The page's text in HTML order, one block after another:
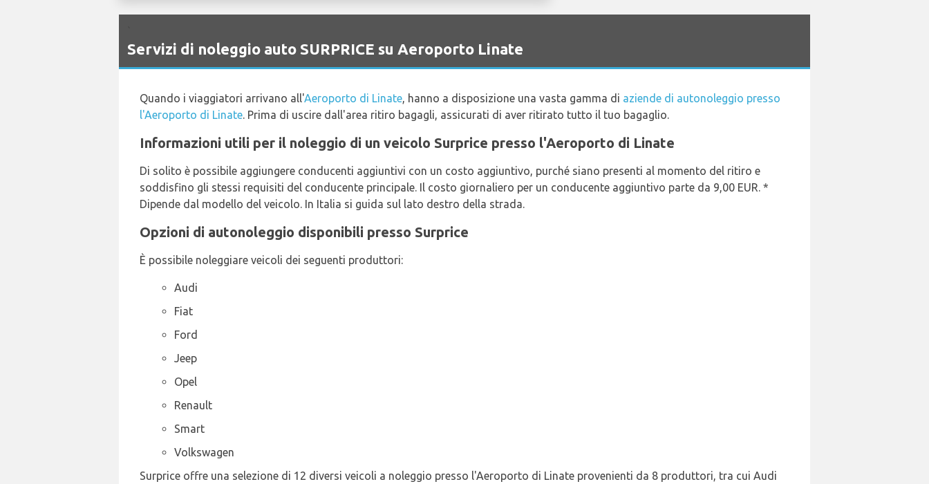
Servizi di noleggio auto SURPRICE su Aeroporto Linate
Quando i viaggiatori arrivano all'Aeroporto di Linate, hanno a disposizione una vasta gamma di aziende di autonoleggio presso
l'Aeroporto di Linate. Prima di uscire dall'area ritiro bagagli, assicurati di aver ritirato tutto il tuo bagaglio.
Informazioni utili per il noleggio di un veicolo Surprice presso l'Aeroporto di Linate
Di solito è possibile aggiungere conducenti aggiuntivi con un costo aggiuntivo, purché siano presenti al momento del ritiro e
soddisfino gli stessi requisiti del conducente principale. Il costo giornaliero per un conducente aggiuntivo parte da 9,00 EUR. *
Dipende dal modello del veicolo. In Italia si guida sul lato destro della strada.
Opzioni di autonoleggio disponibili presso Surprice
È possibile noleggiare veicoli dei seguenti produttori:
Audi
Fiat
Ford
Jeep
Opel
Renault
Smart
Volkswagen
Surprice offre una selezione di 12 diversi veicoli a noleggio presso l'Aeroporto di Linate provenienti da 8 produttori, tra cui Audi